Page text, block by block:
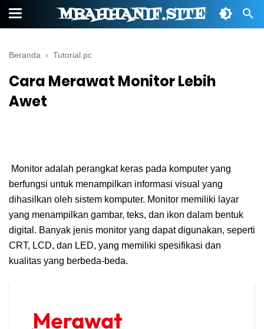
MBAHHANIF.SITE
Beranda › Tutorial pc
Cara Merawat Monitor Lebih
Awet
Monitor adalah perangkat keras pada komputer yang
berfungsi untuk menampilkan informasi visual yang
dihasilkan oleh sistem komputer. Monitor memiliki layar
yang menampilkan gambar, teks, dan ikon dalam bentuk
digital. Banyak jenis monitor yang dapat digunakan, seperti
CRT, LCD, dan LED, yang memiliki spesifikasi dan
kualitas yang berbeda-beda.